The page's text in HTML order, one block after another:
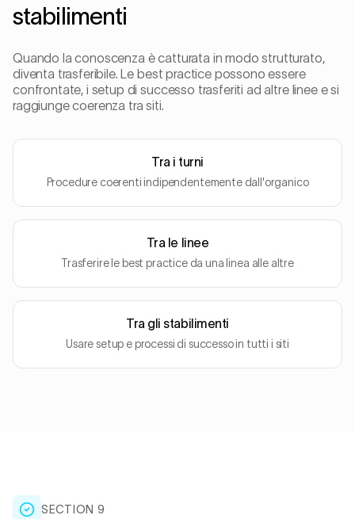
stabilimenti
Quando la conoscenza è catturata in modo strutturato,
diventa trasferibile. Le best practice possono essere
confrontate, i setup di successo trasferiti ad altre linee e si
raggiunge coerenza tra siti.
Tra i turni
Procedure coerenti indipendentemente dall'organico
Tra le linee
Trasferire le best practice da una linea alle altre
Tra gli stabilimenti
Usare setup e processi di successo in tutti i siti
SECTION 9